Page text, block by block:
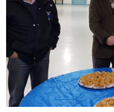
Banco Central do Brasil